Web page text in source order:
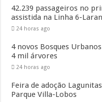
42.239 passageiros no
assistida na Linha 6-
24 horas ago
4 novos Bosques
4 mil árvores
24 horas ago
Feira de adoção
Parque Villa-Lobos